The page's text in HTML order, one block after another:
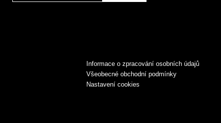
Informace o zpracování osobních údajů
Všeobecné obchodní podmínky
Nastavení cookies